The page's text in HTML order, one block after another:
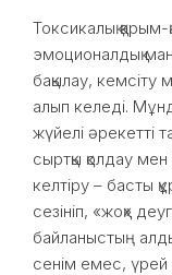
Токсикалық қарым-
эмоционалдық
бақылау, кемсіту
алып келеді.
жүйелі әрекетті
сыртқы қолдау
келтіру – басты
сезініп, «жоқ»
байланыстың
сенім емес, үрей